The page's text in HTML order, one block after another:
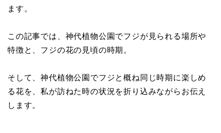
ます。
この記事では、神代植物公園でフジが見られる場所や
特徴と、フジの花の見頃の時期。
そして、神代植物公園でフジと概ね同じ時期に楽しめ
る花を、私が訪ねた時の状況を折り込みながらお伝え
します。